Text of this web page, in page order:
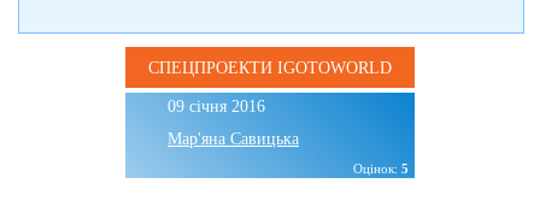
СПЕЦПРОЕКТИ IGOTOWORLD
09 січня 2016
Мар'яна Савицька
Оцінок: 5